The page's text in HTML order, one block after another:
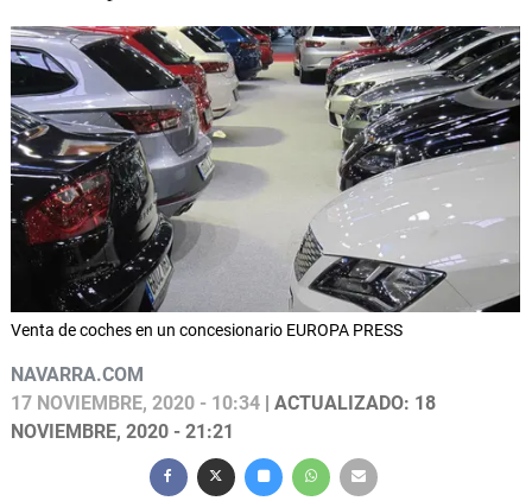
Venta de coches en un concesionario EUROPA PRESS
NAVARRA.COM
17 NOVIEMBRE, 2020 - 10:34 | ACTUALIZADO: 18
NOVIEMBRE, 2020 - 21:21